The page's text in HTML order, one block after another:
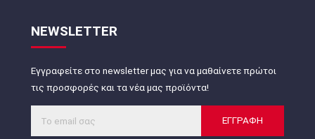
NEWSLETTER
Εγγραφείτε στο newsletter μας για να μαθαίνετε πρώτοι
τις προσφορές και τα νέα μας προϊόντα!
ΕΓΓΡΑΦΗ